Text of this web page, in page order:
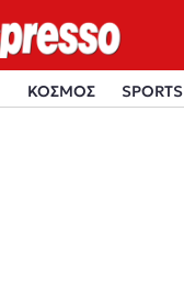
ΚΟΣΜΟΣ SPORTS